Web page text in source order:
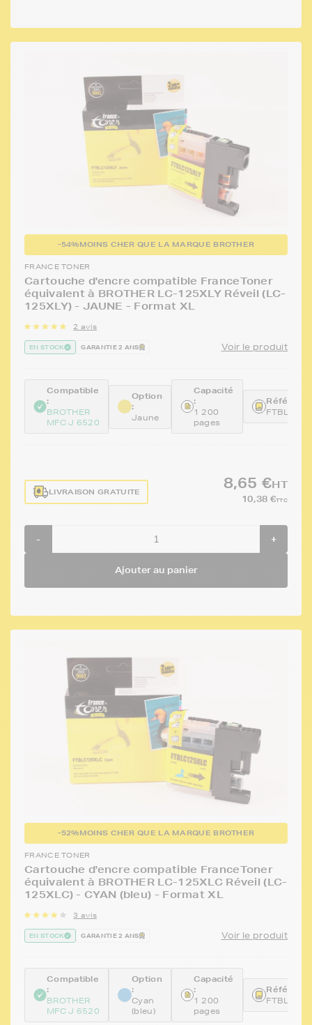
-54%MOINS CHER QUE LA MARQUE BROTHER
FRANCE TONER
Cartouche d'encre compatible FranceToner
équivalent à BROTHER LC-125XLY Réveil (LC-
125XLY) - JAUNE - Format XL
2 avis
EN STOCK GARANTIE 2 ANS Voir le produit
Compatible
:
BROTHER
MFC J 6520
Option
:
Jaune
Capacité
:
1 200
pages
LIVRAISON GRATUITE
8,65 €HT
10,38 €TTC
- +
Ajouter au panier
-52%MOINS CHER QUE LA MARQUE BROTHER
FRANCE TONER
Cartouche d'encre compatible FranceToner
équivalent à BROTHER LC-125XLC Réveil (LC-
125XLC) - CYAN (bleu) - Format XL
3 avis
EN STOCK GARANTIE 2 ANS Voir le produit
Compatible
:
BROTHER
MFC J 6520
Option
:
Cyan
(bleu)
Capacité
:
1 200
pages